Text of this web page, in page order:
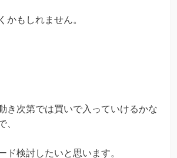
かもしれません。
き次第では買いで入っていけるかな
、
ド検討したいと思います。